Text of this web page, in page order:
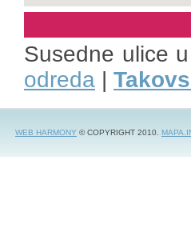
Susedne ulice
odreda |
WEB HARMONY © COPYRIGHT 2010.